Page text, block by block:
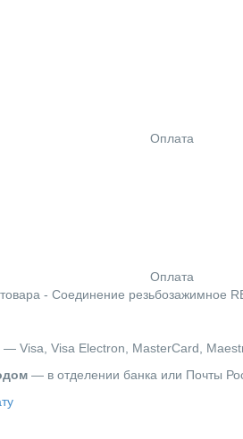
Оплата
Оплата
- Соединение резьбозажимное
— Visa, Visa Electron, MasterCard,
— в отделении банка или Почты